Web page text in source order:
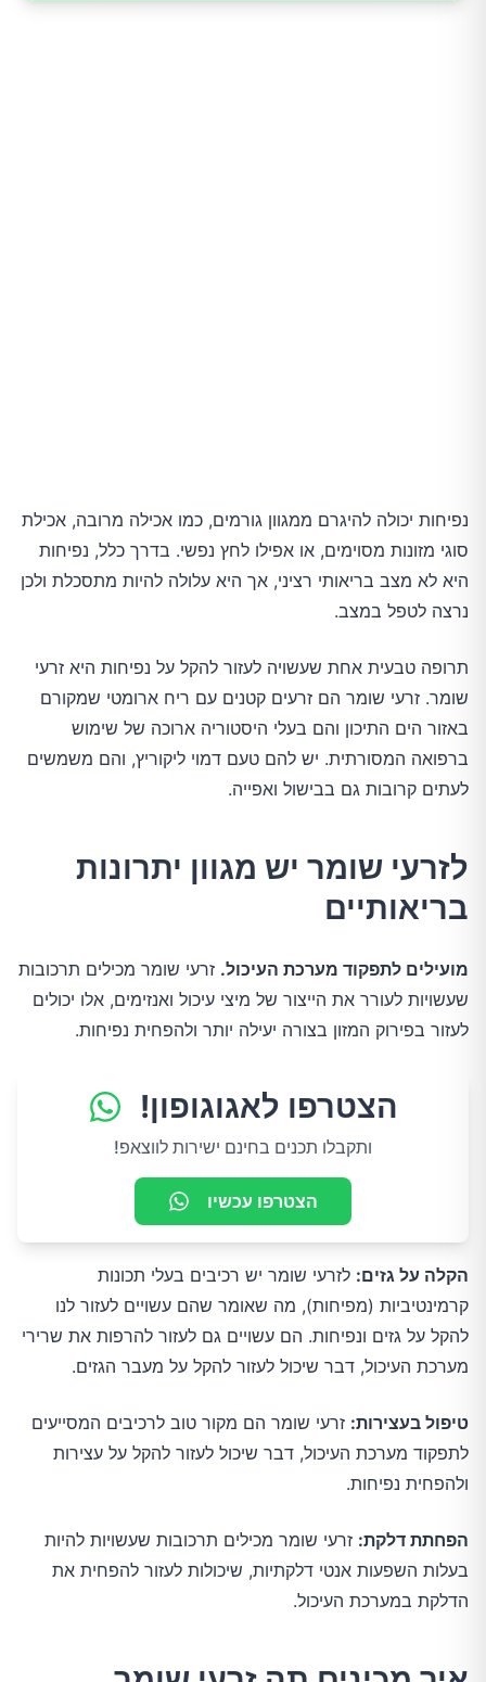
נפיחות יכולה להיגרם ממגוון גורמים, כמו אכילה מרובה, אכילת
סוגי מזונות מסוימים, או אפילו לחץ נפשי. בדרך כלל, נפיחות
היא לא מצב בריאותי רציני, אך היא עלולה להיות מתסכלת ולכן
נרצה לטפל במצב.
תרופה טבעית אחת שעשויה לעזור להקל על נפיחות היא זרעי
שומר. זרעי שומר הם זרעים קטנים עם ריח ארומטי שמקורם
באזור הים התיכון והם בעלי היסטוריה ארוכה של שימוש
ברפואה המסורתית. יש להם טעם דמוי ליקוריץ, והם משמשים
לעתים קרובות גם בבישול ואפייה.
לזרעי שומר יש מגוון יתרונות
בריאותיים
מועילים לתפקוד מערכת העיכול. זרעי שומר מכילים תרכובות
שעשויות לעורר את הייצור של מיצי עיכול ואנזימים, אלו יכולים
לעזור בפירוק המזון בצורה יעילה יותר ולהפחית נפיחות.
הצטרפו לאגוגופון!
ותקבלו תכנים בחינם ישירות לווצאפ!
הצטרפו עכשיו
הקלה על גזים: לזרעי שומר יש רכיבים בעלי תכונות
קרמינטיביות (מפיחות), מה שאומר שהם עשויים לעזור לנו
להקל על גזים ונפיחות. הם עשויים גם לעזור להרפות את שרירי
מערכת העיכול, דבר שיכול לעזור להקל על מעבר הגזים.
טיפול בעצירות: זרעי שומר הם מקור טוב לרכיבים המסייעים
לתפקוד מערכת העיכול, דבר שיכול לעזור להקל על עצירות
ולהפחית נפיחות.
הפחתת דלקת: זרעי שומר מכילים תרכובות שעשויות להיות
בעלות השפעות אנטי דלקתיות, שיכולות לעזור להפחית את
הדלקת במערכת העיכול.